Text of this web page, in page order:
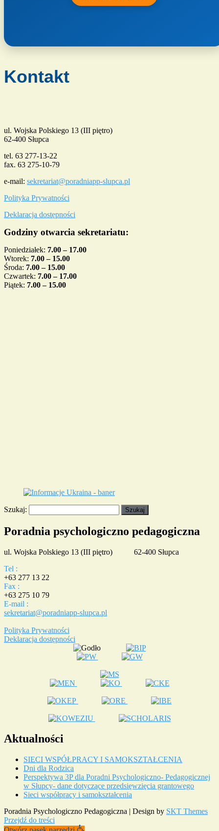
Kontakt
ul. Wojska Polskiego 13 (III piętro)
62-400 Słupca
tel. 63 277-13-22
fax. 63 275-10-79
e-mail: sekretariat@poradniapp-slupca.pl
Polityka Prywatności
Deklaracja dostępności
Godziny otwarcia sekretariatu:
Poniedziałek: 7.00 – 17.00
Wtorek: 7.00 – 15.00
Środa: 7.00 – 15.00
Czwartek: 7.00 – 17.00
Piątek: 7.00 – 15.00
Szukaj:
Poradnia psychologiczno pedagogiczna
ul. Wojska Polskiego 13 (III piętro) 62-400 Słupca
Tel :
+63 277 13 22
Fax :
+63 275 10 79
E-mail :
sekretariat@poradniapp-slupca.pl
Polityka Prywatności
Deklaracja dostępności
Aktualności
SIECI WSPÓŁPRACY I SAMOKSZTAŁCENIA
Dni dla Rodzica
Perspektywa 3P dla Poradni Psychologiczno- Pedagogicznej
w Słupcy- dane dotyczące przedsięwzięcia grantowego
Sieci współpracy i samokształcenia
Poradnia Psychologiczno Pedagogiczna | Design by SKT Themes
Przejdź do treści